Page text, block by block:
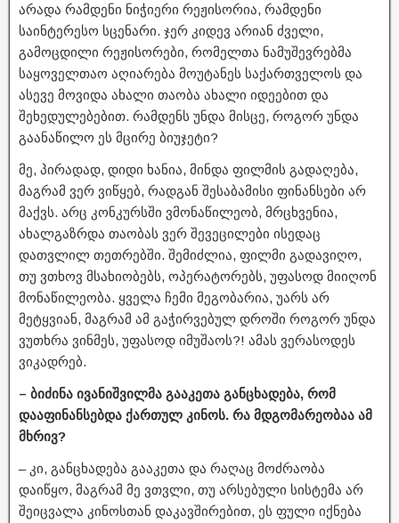
არადა რამდენი ნიჭიერი რეჟისორია, რამდენი
საინტერესო სცენარი. ჯერ კიდევ არიან ძველი,
გამოცდილი რეჟისორები, რომელთა ნამუშევრებმა
საყოველთაო აღიარება მოუტანეს საქართველოს და
ასევე მოვიდა ახალი თაობა ახალი იდეებით და
შეხედულებებით. რამდენს უნდა მისცე, როგორ უნდა
გაანაწილო ეს მცირე ბიუჯეტი?
მე, პირადად, დიდი ხანია, მინდა ფილმის გადაღება,
მაგრამ ვერ ვიწყებ, რადგან შესაბამისი ფინანსები არ
მაქვს. არც კონკურსში ვმონაწილეობ, მრცხვენია,
ახალგაზრდა თაობას ვერ შევეცილები ისედაც
დათვლილ თეთრებში. შემიძლია, ფილმი გადავიღო,
თუ ვთხოვ მსახიობებს, ოპერატორებს, უფასოდ მიიღონ
მონაწილეობა. ყველა ჩემი მეგობარია, უარს არ
მეტყვიან, მაგრამ ამ გაჭირვებულ დროში როგორ უნდა
ვუთხრა ვინმეს, უფასოდ იმუშაოს?! ამას ვერასოდეს
ვიკადრებ.
– ბიძინა ივანიშვილმა გააკეთა განცხადება, რომ
დააფინანსებდა ქართულ კინოს. რა მდგომარეობაა ამ
მხრივ?
– კი, განცხადება გააკეთა და რაღაც მოძრაობა
დაიწყო, მაგრამ მე ვთვლი, თუ არსებული სისტემა არ
შეიცვალა კინოსთან დაკავშირებით, ეს ფული იქნება